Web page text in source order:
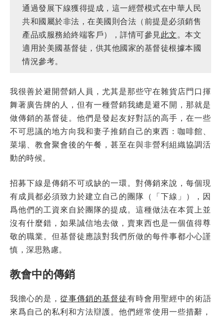
通過發展下線獲得提成，這一經營模式在中華人民
共和國屬於非法，在美國則合法（前提是必須銷售
產品或服務給終端客戶），詳情可參見此文 。本文
適用於美國基督徒，供其他國家的基督徒根據本國
情況參考。
我很善於避開營銷人員，尤其是那些守在雜貨店門口揮
舞著廣告牌的人，但有一種營銷我總是避不開，那就是
做傳銷的基督徒。他們是發起友好對話的高手，在一些
不可思議的地方向我和妻子推銷自己的東西：咖啡館、
菜場、教會聚會後的午餐，甚至在與非營利組織協調活
動的時候。
招募下線是傳銷不可或缺的一環。對傳銷來說，每個現
有成員都必須致力於建立自己的團隊（「下線」），因
爲他們的工資來自於團隊的提成。這種做法在本質上並
沒有什麼錯，如果誠信地去做，賣東西也是一個值得尊
敬的職業。但基督徒應該對我們所做的每件事都小心謹
慎，深思熟慮。
教會中的傳銷
我擔心的是，從事傳銷的基督徒有時會用聖經中的術語
來爲自己的私利和方法辯護。他們經常使用一些措辭，